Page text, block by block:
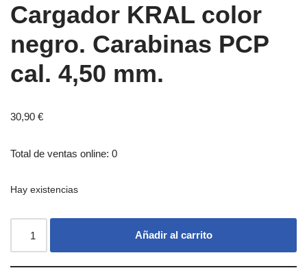
Cargador KRAL color
negro. Carabinas PCP
cal. 4,50 mm.
30,90 €
Total de ventas online: 0
Hay existencias
Añadir al carrito